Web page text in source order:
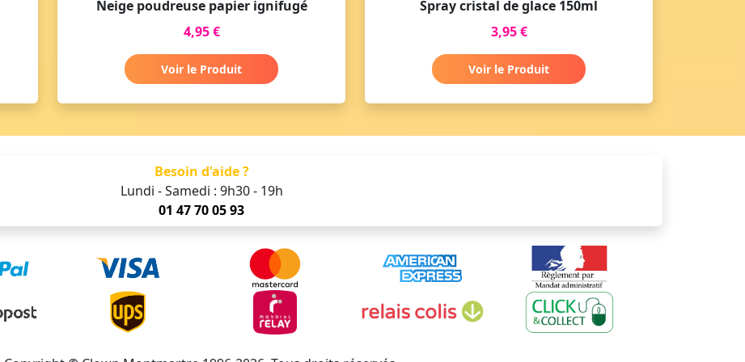
Neige poudreuse papier ignifugé
4,95 €
Voir le Produit
Spray cristal de glace 150ml
3,95 €
Voir le Produit
Besoin d'aide ?
Lundi - Samedi : 9h30 - 19h
01 47 70 05 93